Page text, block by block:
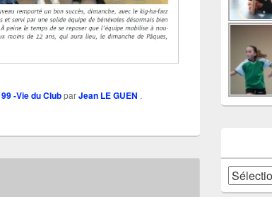
99 -Vie du ClubparJean LE GUEN .
Catégories